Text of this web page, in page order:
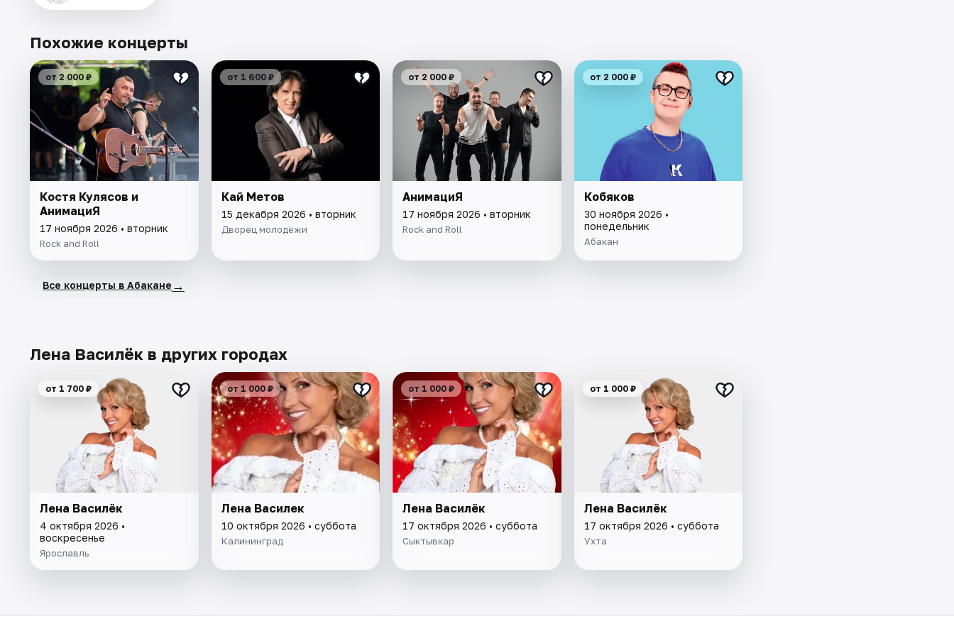
Похожие концерты
от 2 000 ₽
Костя Кулясов и
АнимациЯ
17 ноября 2026 • вторник
Rock and Roll
от 1 600 ₽
Кай Метов
15 декабря 2026 • вторник
Дворец молодёжи
от 2 000 ₽
АнимациЯ
17 ноября 2026 • вторник
Rock and Roll
от 2 000 ₽
Кобяков
30 ноября 2026 •
понедельник
Абакан
Все концерты в Абакане →
Лена Василёк в других городах
от 1 700 ₽
Лена Василёк
4 октября 2026 •
воскресенье
Ярославль
от 1 000 ₽
Лена Василек
10 октября 2026 • суббота
Калининград
от 1 000 ₽
Лена Василёк
17 октября 2026 • суббота
Сыктывкар
от 1 000 ₽
Лена Василёк
17 октября 2026 • суббота
Ухта